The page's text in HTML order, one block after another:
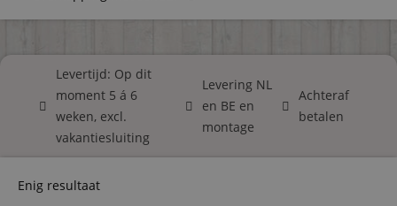
Levertijd: Op dit
moment 5 á 6
weken, excl.
vakantiesluiting
Levering NL
en BE en
montage
Achteraf
betalen
Enig resultaat